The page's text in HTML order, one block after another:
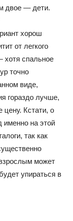
двое — дети.
хорош
от легкого
хотя спальное
точно
виде,
гораздо лучше,
цену. Кстати, о
именно на этой
так как
может
упираться в